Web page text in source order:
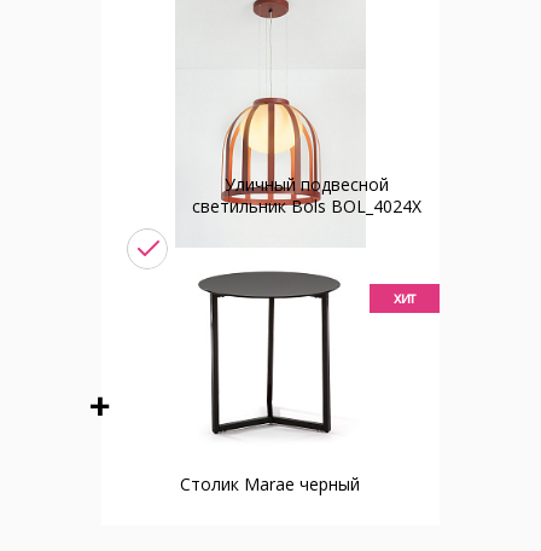
Уличный подвесной
светильник Bols BOL_4024X
хит
Столик Marae черный